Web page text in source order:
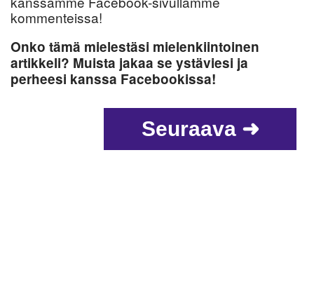
kommenteissa!
Onko tämä mielestäsi mielenkiintoinen
artikkeli? Muista jakaa se ystäviesi ja
perheesi kanssa Facebookissa!
Seuraava ➜